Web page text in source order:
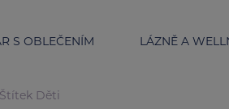
S OBLEČENÍM LÁZNĚ A
Štítek Děti